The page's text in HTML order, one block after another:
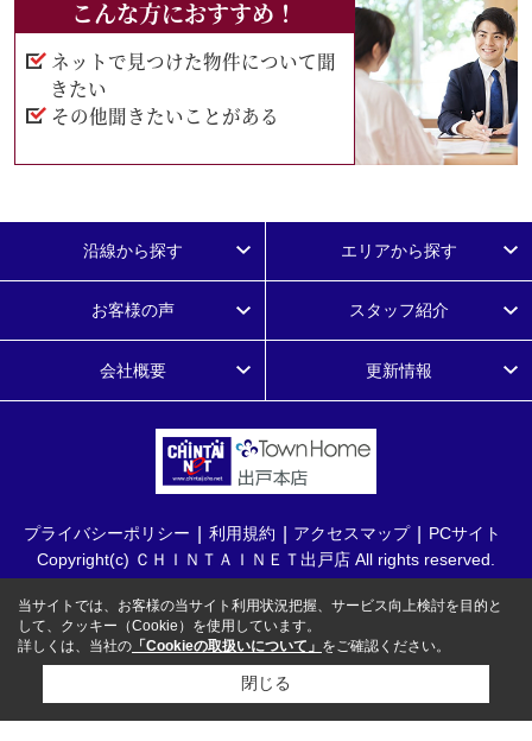
こんな方におすすめ！
ネットで見つけた物件について聞
きたい
その他聞きたいことがある
沿線から探す エリアから探す
お客様の声 スタッフ紹介
会社概要 更新情報
プライバシーポリシー 利用規約 アクセスマップ
PCサイト
Copyright(c) ＣＨＩＮＴＡＩＮＥＴ出戸店 All rights reserved.
当サイトでは、お客様の当サイト利用状況把握、サービス向上検討を目的と
して、クッキー（Cookie）を使用しています。
詳しくは、当社の 「Cookieの取扱いについて」 をご確認ください。
閉じる